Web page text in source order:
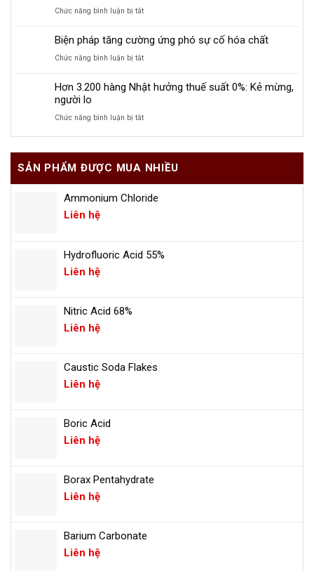
lệ
hóa
chất
khẩu?
Chức năng bình luận bị tắtở
sung
quy
cơ
hóa
tổ
diễn
sự
Biện pháp tăng cường ứng phó sự cố hóa chất
Chức năng bình luận bị tắtở
pháp
cường
ứng
sự
hóa
Hơn 3.200 hàng Nhật hưởng thuế suất 0%: Kẻ mừng,
người lo
Chức năng bình luận bị tắtở
hàng
hưởng
Kẻ
SẢN PHẨM ĐƯỢC MUA NHIỀU
Ammonium Chloride
Liên hệ
Hydrofluoric Acid 55%
Liên hệ
Nitric Acid 68%
Liên hệ
Caustic Soda Flakes
Liên hệ
Boric Acid
Liên hệ
Borax Pentahydrate
Liên hệ
Barium Carbonate
Liên hệ